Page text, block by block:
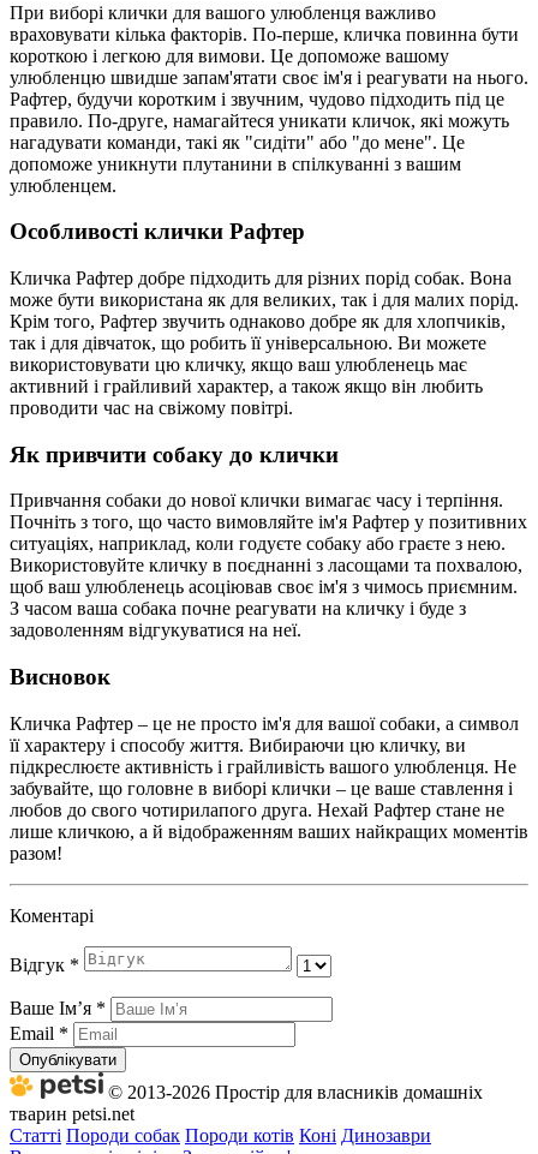
При виборі клички для вашого улюбленця важливо
враховувати кілька факторів. По-перше, кличка повинна бути
короткою і легкою для вимови. Це допоможе вашому
улюбленцю швидше запам'ятати своє ім'я і реагувати на нього.
Рафтер, будучи коротким і звучним, чудово підходить під це
правило. По-друге, намагайтеся уникати кличок, які можуть
нагадувати команди, такі як "сидіти" або "до мене". Це
допоможе уникнути плутанини в спілкуванні з вашим
улюбленцем.
Особливості клички Рафтер
Кличка Рафтер добре підходить для різних порід собак. Вона
може бути використана як для великих, так і для малих порід.
Крім того, Рафтер звучить однаково добре як для хлопчиків,
так і для дівчаток, що робить її універсальною. Ви можете
використовувати цю кличку, якщо ваш улюбленець має
активний і грайливий характер, а також якщо він любить
проводити час на свіжому повітрі.
Як привчити собаку до клички
Привчання собаки до нової клички вимагає часу і терпіння.
Почніть з того, що часто вимовляйте ім'я Рафтер у позитивних
ситуаціях, наприклад, коли годуєте собаку або граєте з нею.
Використовуйте кличку в поєднанні з ласощами та похвалою,
щоб ваш улюбленець асоціював своє ім'я з чимось приємним.
З часом ваша собака почне реагувати на кличку і буде з
задоволенням відгукуватися на неї.
Висновок
Кличка Рафтер – це не просто ім'я для вашої собаки, а символ
її характеру і способу життя. Вибираючи цю кличку, ви
підкреслюєте активність і грайливість вашого улюбленця. Не
забувайте, що головне в виборі клички – це ваше ставлення і
любов до свого чотирилапого друга. Нехай Рафтер стане не
лише кличкою, а й відображенням ваших найкращих моментів
разом!
Коментарі
Відгук *
Ваше Імʼя *
Email *
Опублікувати
© 2013-2026 Простір для власників домашніх
тварин petsi.net
Статті Породи собак Породи котів Коні Динозаври